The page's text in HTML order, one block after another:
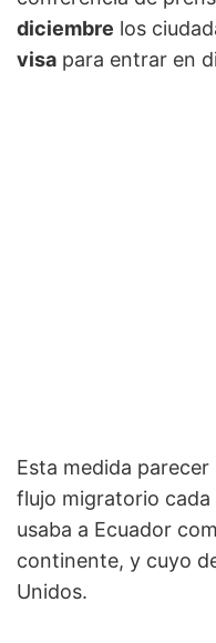
diciembre los
visa para entrar en
Esta medida
flujo migratorio
usaba a Ecuador
continente, y cuyo
Unidos.